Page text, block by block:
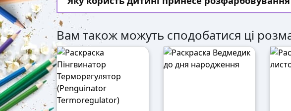
Вам також можуть сподобатися ці